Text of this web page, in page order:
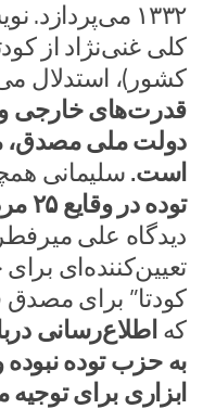
۱۳۳۲
کلی غنی‌نژاد از
کشور)، استدلال
قدرت‌های خارجی و
دولت ملی مصدق،
است. سلیمانی
توده در وقایع ۲۵ مرداد ۱۳۳۲
دیدگاه علی
تعیین‌کننده‌ای
کودتا” برای
که اطلاع‌رسانی
به حزب توده
ابزاری برای